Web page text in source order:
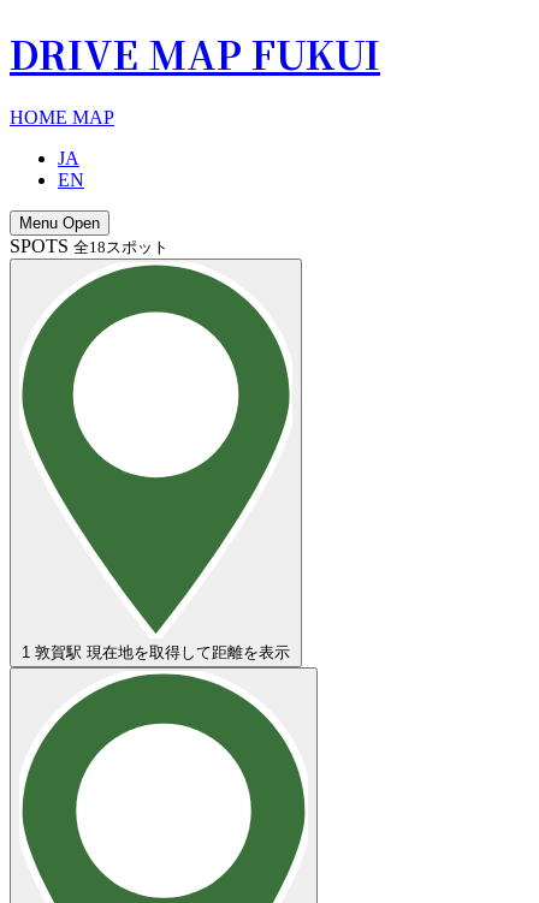
DRIVE MAP FUKUI
HOME MAP
JA
EN
Menu Open
SPOTS 全18スポット
1 敦賀駅 現在地を取得して距離を表示